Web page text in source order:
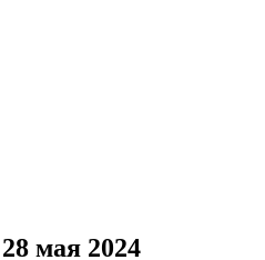
мая 2024